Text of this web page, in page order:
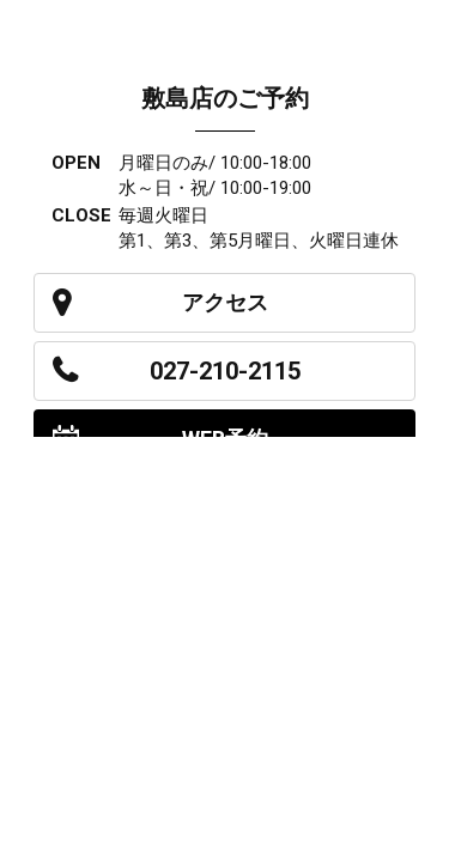
敷島店のご予約
OPEN
月曜日のみ/ 10:00-18:00
水～日・祝/ 10:00-19:00
CLOSE 毎週火曜日
第1、第3、第5月曜日、火曜日連休
アクセス
027-210-2115
WEB予約